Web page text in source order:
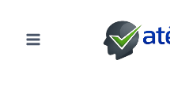
para